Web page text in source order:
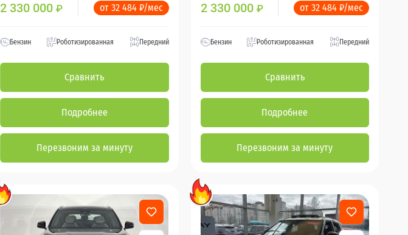
2 330 000₽ от 32 484 ₽/мес
Бензин Роботизированная Передний
Сравнить
Подробнее
Перезвоним за минуту
2 330 000 ₽ от 32 484 ₽/мес
Бензин Роботизированная Передний
Сравнить
Подробнее
Перезвоним за минуту